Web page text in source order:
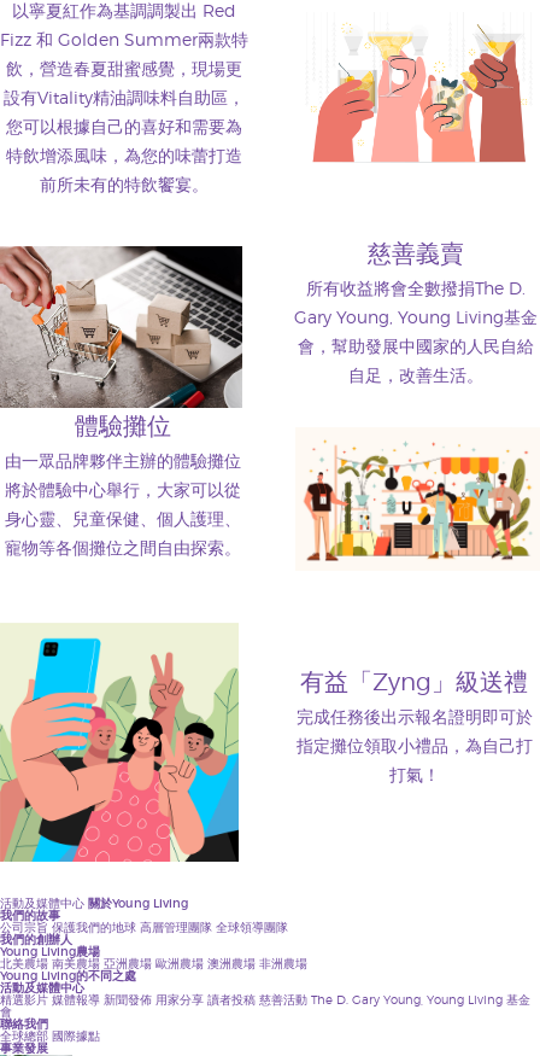
活動及媒體中心 關於Young Living
我們的故事
公司宗旨 保護我們的地球 高層管理團隊 全球領導團隊
我們的創辦人
Young Living農場
北美農場 南美農場 亞洲農場 歐洲農場 澳洲農場 非洲農場
Young Living的不同之處
活動及媒體中心
精選影片 媒體報導 新聞發佈 用家分享 讀者投稿 慈善活動 The D. Gary Young, Young Living 基金
會
聯絡我們
全球總部 國際據點
事業發展
以寧夏紅作為基調調製出 Red
Fizz 和 Golden Summer兩款特
飲，營造春夏甜蜜感覺，現場更
設有Vitality精油調味料自助區，
您可以根據自己的喜好和需要為
特飲增添風味，為您的味蕾打造
前所未有的特飲饗宴。
慈善義賣
所有收益將會全數撥捐The D.
Gary Young, Young Living基金
會，幫助發展中國家的人民自給
自足，改善生活。
體驗攤位
由一眾品牌夥伴主辦的體驗攤位
將於體驗中心舉行，大家可以從
身心靈、兒童保健、個人護理、
寵物等各個攤位之間自由探索。
有益「Zyng」級送禮
完成任務後出示報名證明即可於
指定攤位領取小禮品，為自己打
打氣！